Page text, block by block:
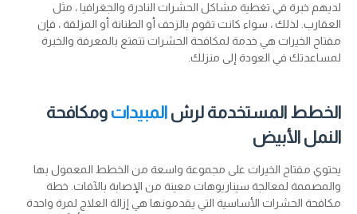
لديهم خبرة في تغطية مشاكل الحشرات النادرة والجغرافيا ، مثل
العقارب. لذلك ، سواء كانت تقوم بالزحف أو الطنانة أو المزلقة ، فإن
مفتاح الخيرات هي خدمة لمكافحة الحشرات تتمتع بالمعرفة والخبرة
لمساعدتك في العودة إلى منزلك.
الخطط المستخدمة لرش المبيدات ومكافحة
النمل الأبيض
يحتوي مفتاح الخيرات على مجموعة واسعة من الخطط المعمول بها
والمصممة لمعالجة سيناريوهات معينة من الإصابة بالآفات. خطة
مكافحة الحشرات الأساسية التي يقدمونها هي إزالة العلاج لمرة واحدة